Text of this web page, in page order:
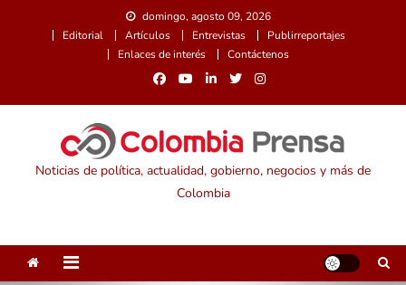
domingo, agosto 09, 2026
Editorial
Artículos Entrevistas
Publirreportajes
Enlaces de interés
Contáctenos
Noticias de política, actualidad, gobierno, negocios y más de
Colombia